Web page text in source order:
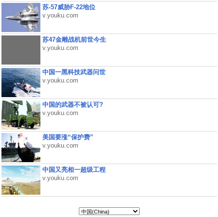
苏-57威胁F-22地位
v.youku.com
苏47金雕战机前世今生
v.youku.com
中国一黑科技武器问世
v.youku.com
中国的武器不被认可?
v.youku.com
美国要涨“保护费”
v.youku.com
中国又亮相一超级工程
v.youku.com